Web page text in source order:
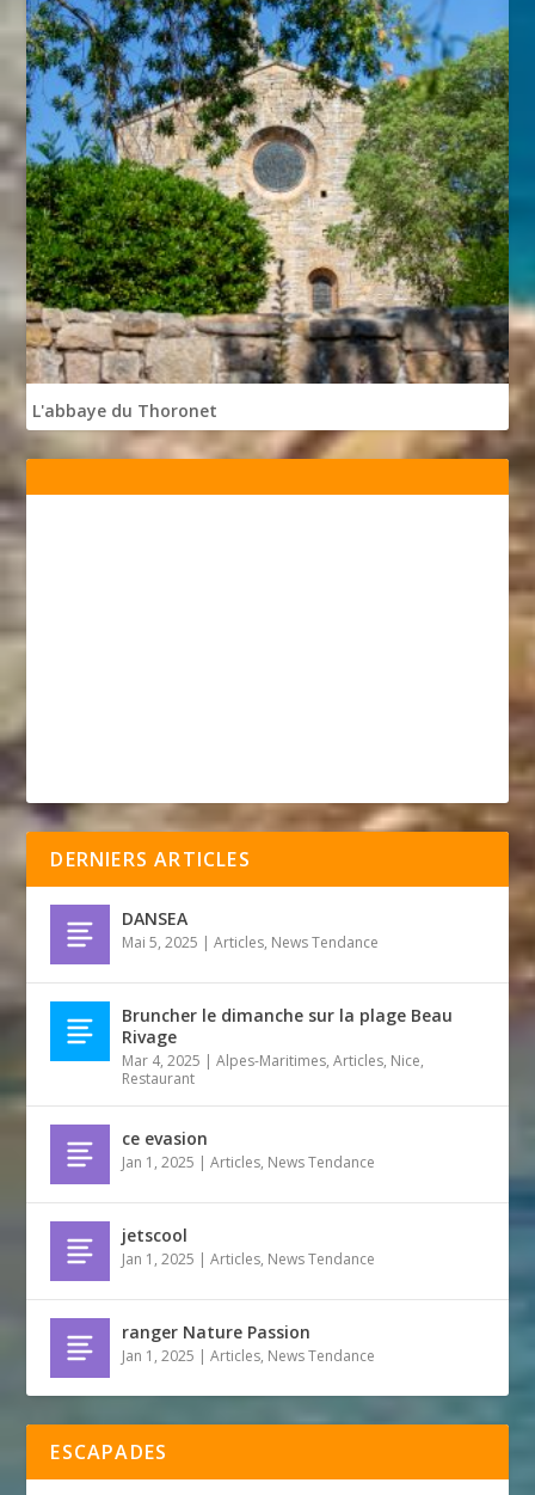
L'abbaye du Thoronet
DERNIERS ARTICLES
DANSEA
Mai 5, 2025 |Articles, News Tendance
Bruncher le dimanche sur la plage Beau
Rivage
Mar 4, 2025 |Alpes-Maritimes,Articles, Nice,
Restaurant
ce evasion
Jan 1, 2025 |Articles, News Tendance
jetscool
Jan 1, 2025 |Articles, News Tendance
ranger Nature Passion
Jan 1, 2025 |Articles, News Tendance
ESCAPADES